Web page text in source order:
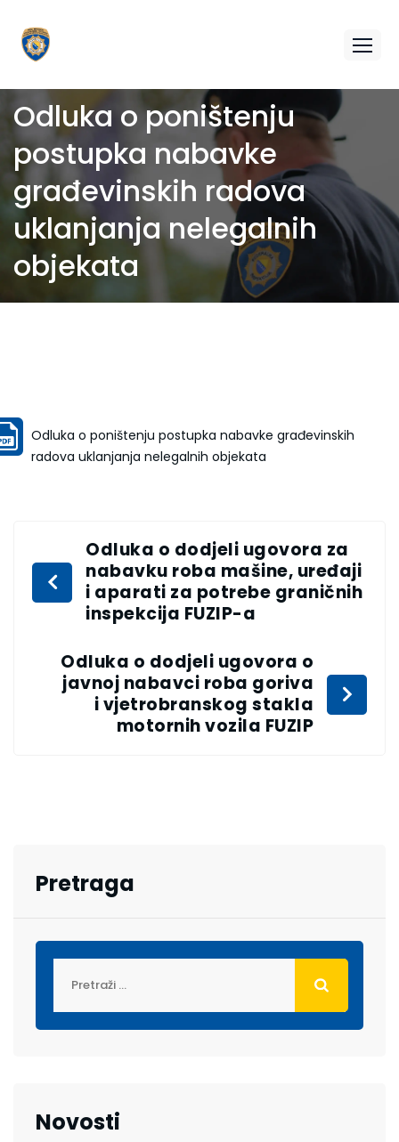
Odluka o poništenju
postupka nabavke
građevinskih radova
uklanjanja nelegalnih
objekata
Odluka o poništenju postupka nabavke građevinskih
radova uklanjanja nelegalnih objekata
Odluka o dodjeli ugovora za
nabavku roba mašine, uređaji
i aparati za potrebe graničnih
inspekcija FUZIP-a
Odluka o dodjeli ugovora o
javnoj nabavci roba goriva
i vjetrobranskog stakla
motornih vozila FUZIP
Pretraga
Novosti